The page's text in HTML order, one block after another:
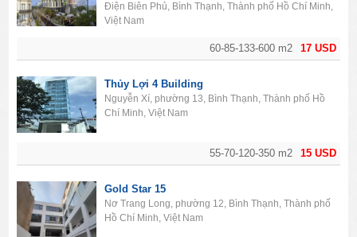
17 USD
60-85-133-600 m2
Chí Minh
Điện Biên Phủ, Bình Thạnh, Thành phố Hồ Chí Minh,
Việt Nam
15 USD
55-70-120-350 m2
Thủy Lợi 4 Building
Nguyễn Xí, phường 13, Bình Thạnh, Thành phố Hồ
Chí Minh, Việt Nam
Gold Star 15
Nơ Trang Long, phường 12, Bình Thạnh, Thành phố
Hồ Chí Minh, Việt Nam